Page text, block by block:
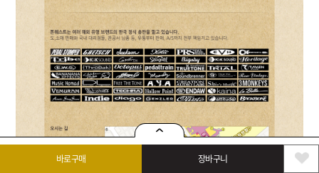
바로구매 장바구니